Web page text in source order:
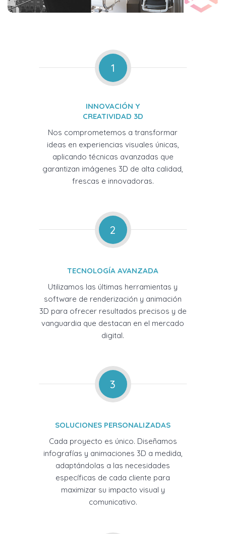
1
INNOVACIÓN Y
CREATIVIDAD 3D
Nos comprometemos a transformar
ideas en experiencias visuales únicas,
aplicando técnicas avanzadas que
garantizan imágenes 3D de alta calidad,
frescas e innovadoras.
2
TECNOLOGÍA AVANZADA
Utilizamos las últimas herramientas y
software de renderización y animación
3D para ofrecer resultados precisos y de
vanguardia que destacan en el mercado
digital.
3
SOLUCIONES PERSONALIZADAS
Cada proyecto es único. Diseñamos
infografías y animaciones 3D a medida,
adaptándolas a las necesidades
específicas de cada cliente para
maximizar su impacto visual y
comunicativo.